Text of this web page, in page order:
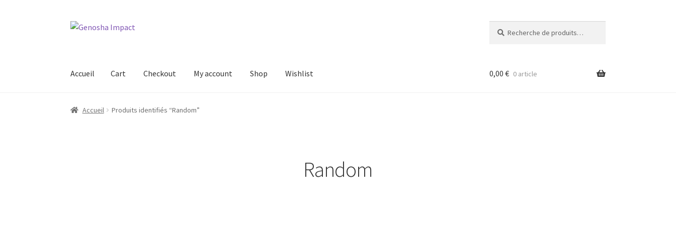
Aller
Aller
pour :
Accueil Cart Checkout My account Shop Wishlist
Accueil Cart Checkout My account Shop
0,00 € 0 article
Accueil Produits identifiés “Random”
Random